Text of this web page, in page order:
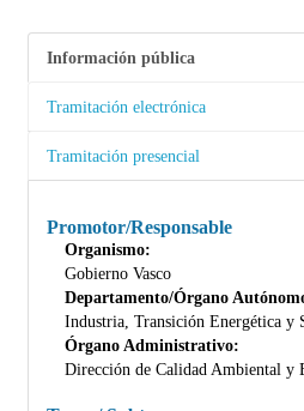
Información pública
Tramitación electrónica
Tramitación presencial
Promotor/Responsable
Organismo:
Gobierno Vasco
Departamento/Órgano
Industria, Transición Energética y
Órgano Administrativo:
Dirección de Calidad Ambiental y